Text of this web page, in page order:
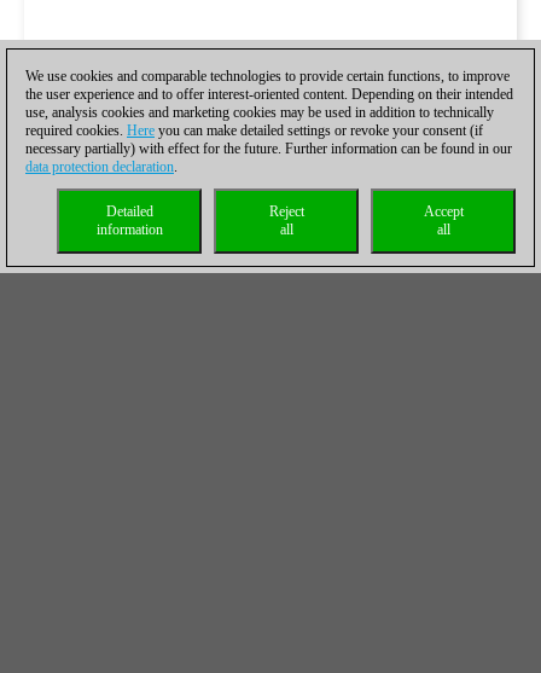
We use cookies and comparable technologies to provide certain functions, to improve
the user experience and to offer interest-oriented content. Depending on their intended
use, analysis cookies and marketing cookies may be used in addition to technically
required cookies. Here you can make detailed settings or revoke your consent (if
necessary partially) with effect for the future. Further information can be found in our
data protection declaration.
Accept
all
Reject
all
Detailed
information